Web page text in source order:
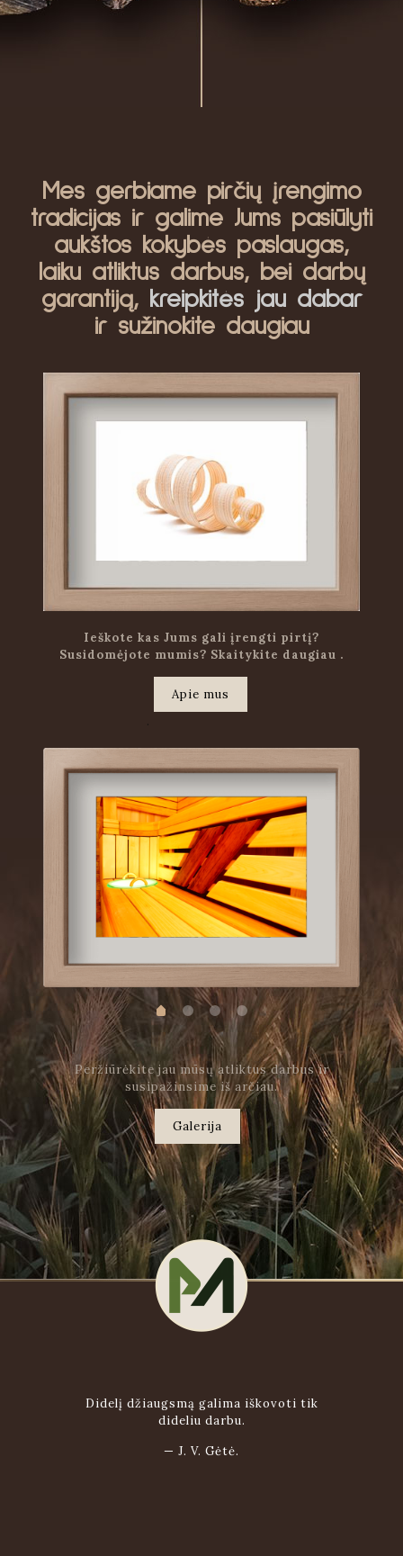
Mes gerbiame pirčių įrengimo
tradicijas ir galime Jums pasiūlyti
aukštos kokybės paslaugas,
laiku atliktus darbus, bei darbų
garantiją, kreipkitės jau dabar
ir sužinokite daugiau
Ieškote kas Jums gali įrengti pirtį?
Susidomėjote mumis? Skaitykite daugiau .
.
Apie mus
Peržiūrėkite jau mūsų atliktus darbus ir
susipažinsime iš arčiau.
Galerija
Didelį džiaugsmą galima iškovoti tik
dideliu darbu.
— J. V. Gėtė.